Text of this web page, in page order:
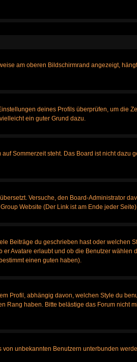
am oberen Bildschirmrand angezeigt,
deines Profils überprüfen, um die
ein guter Grund dazu.
Sommerzeit steht. Das Board ist nicht dazu
Versuche, den Board-Administrator
Website (Der Link ist am Ende jeder Seite)
Beiträge du geschrieben hast oder welchen
Avatare erlaubt und ob die Benutzer wählen
einen guten haben).
Profil, abhängig davon, welchen Style du
haben. Bitte belästige das Forum nicht
von unbekannten Benutzern unterbunden